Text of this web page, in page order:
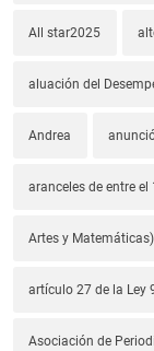
All star2025
aluación del
Andrea
aranceles de entre el
Artes y Matemáticas)
artículo 27 de la Ley
Asociación de